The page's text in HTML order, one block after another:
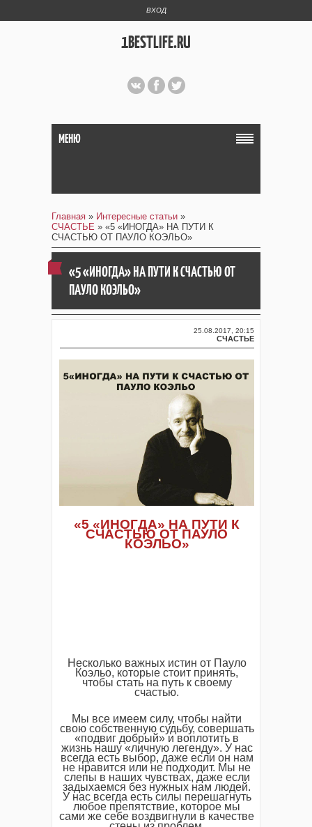
ВХОД
1BESTLIFE.RU
МЕНЮ
Главная » Интересные статьи »
СЧАСТЬЕ » «5 «ИНОГДА» НА ПУТИ К
СЧАСТЬЮ ОТ ПАУЛО КОЭЛЬО»
«5 «ИНОГДА» НА ПУТИ К СЧАСТЬЮ ОТ
ПАУЛО КОЭЛЬО»
25.08.2017, 20:15
СЧАСТЬЕ
«5 «ИНОГДА» НА ПУТИ К
СЧАСТЬЮ ОТ ПАУЛО
КОЭЛЬО»
Несколько важных истин от Пауло
Коэльо, которые стоит принять,
чтобы стать на путь к своему
счастью.
Мы все имеем силу, чтобы найти
свою собственную судьбу, совершать
«подвиг добрый» и воплотить в
жизнь нашу «личную легенду». У нас
всегда есть выбор, даже если он нам
не нравится или не подходит. Мы не
слепы в наших чувствах, даже если
задыхаемся без нужных нам людей.
У нас всегда есть силы перешагнуть
любое препятствие, которое мы
сами же себе воздвигнули в качестве